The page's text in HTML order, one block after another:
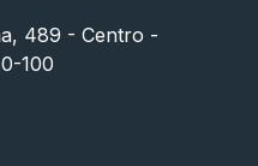
489 - Centro -
100